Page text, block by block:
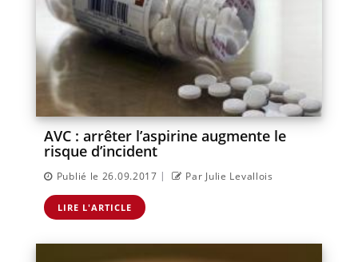
AVC : arrêter l’aspirine augmente le
risque d’incident
Publié le 26.09.2017 | Par Julie Levallois
LIRE L'ARTICLE